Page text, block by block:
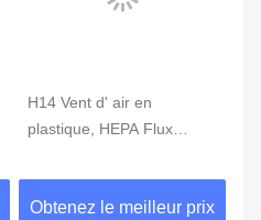
H14 Vent d' air en
plastique, HEPA Flux
plafond en plastique
Obtenez le meilleur prix